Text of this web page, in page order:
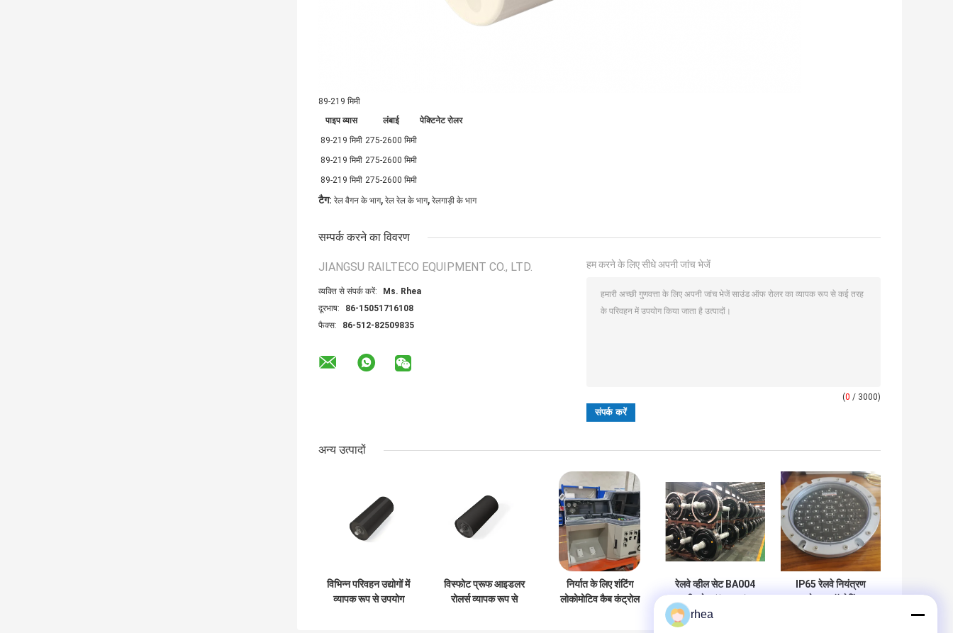
89-219 मिमी
पाइप व्यास
लंबाई
पेक्टिनेट रोलर
89-219 मिमी 275-2600 मिमी
89-219 मिमी 275-2600 मिमी
89-219 मिमी 275-2600 मिमी
टैग: रेल वैगन के भाग, रेल रेल के भाग, रेलगाड़ी के भाग
सम्पर्क करने का विवरण
JIANGSU RAILTECO EQUIPMENT CO., LTD.
व्यक्ति से संपर्क करें:
Ms. Rhea
दूरभाष:
86-15051716108
फैक्स:
86-512-82509835
हम करने के लिए सीधे अपनी जांच भेजें
(0 / 3000)
अन्य उत्पादों
विभिन्न परिवहन उद्योगों में
व्यापक रूप से उपयोग
विस्फोट प्रूफ आइडलर
रोलर्स व्यापक रूप से
निर्यात के लिए शंटिंग
लोकोमोटिव कैब कंट्रोल
रेलवे व्हील सेट BA004
एसटीआई प्रमाणन
IP65 रेलवे नियंत्रण
rhea